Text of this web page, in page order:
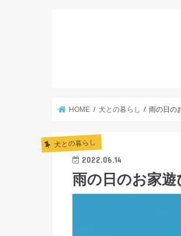
HOME 犬との暮らし 雨の日の
犬との暮らし
2022.06.14
雨の日のお家